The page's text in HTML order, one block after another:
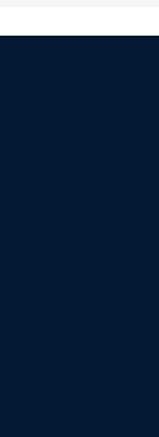
jacuzzi. Ten
Hotel oferuje
Pozostałe
Udogodnienia